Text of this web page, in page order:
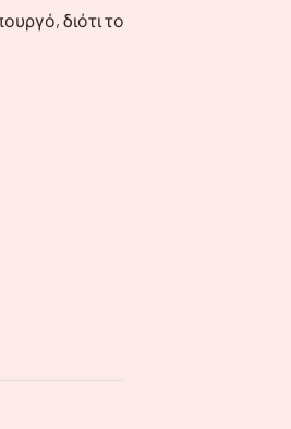
διότι το